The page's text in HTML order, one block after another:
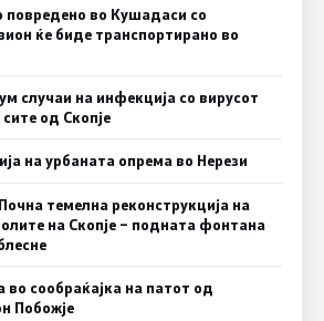
во Кушадаси со
ќе биде транспортирано во
случаи на инфекција со вирусот
од Скопје
на урбаната опрема во Нерези
темелна реконструкција на
на Скопје – подната фонтана
во сообраќајка на патот од
Побожје